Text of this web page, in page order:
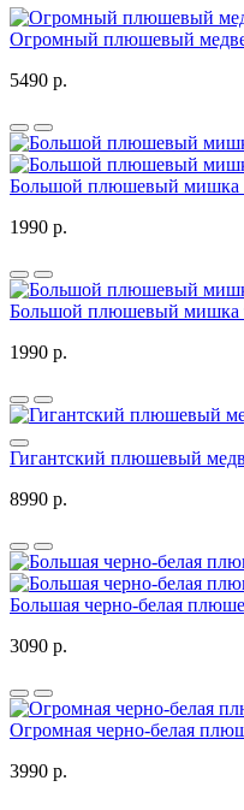
Огромный плюшевый
5490 р.
Большой плюшевый мишка
1990 р.
Большой плюшевый мишка
1990 р.
Гигантский плюшевый
8990 р.
Большая черно-белая
3090 р.
Огромная черно-белая
3990 р.